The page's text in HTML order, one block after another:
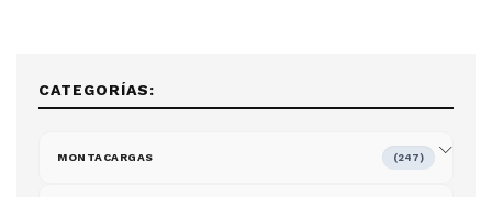
CATEGORÍAS:
MONTACARGAS (247)